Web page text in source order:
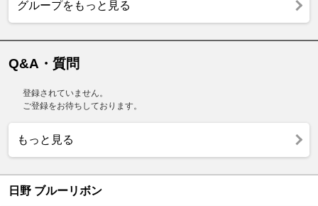
グループをもっと見る
Q&A・質問
登録されていません。
ご登録をお待ちしております。
もっと見る
日野 ブルーリボン